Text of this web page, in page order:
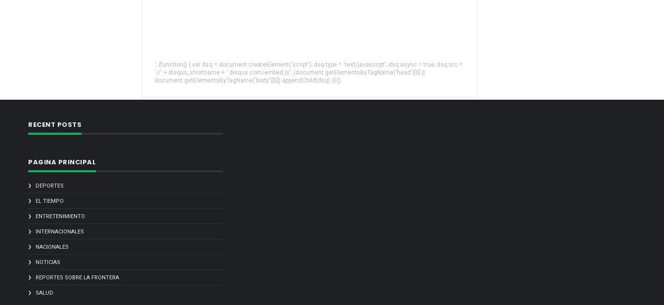
'; (function() { var dsq = document.createElement('script'); dsq.type = 'text/javascript'; dsq.async = true; dsq.src =
'//' + disqus_shortname + '.disqus.com/embed.js'; (document.getElementsByTagName('head')[0] ||
document.getElementsByTagName('body')[0]).appendChild(dsq); })();
RECENT POSTS
PAGINA PRINCIPAL
DEPORTES
EL TIEMPO
ENTRETENIMIENTO
INTERNACIONALES
NACIONALES
NOTICIAS
REPORTES SOBRE LA FRONTERA
SALUD